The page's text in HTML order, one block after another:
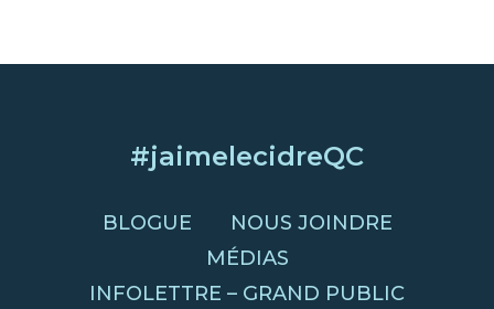
#jaimelecidreQC
BLOGUE
NOUS JOINDRE
MÉDIAS
INFOLETTRE – GRAND PUBLIC